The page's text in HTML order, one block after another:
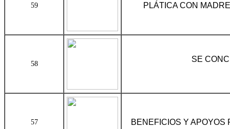
59 PLÁTICA CON
58
SE
57 BENEFICIOS Y